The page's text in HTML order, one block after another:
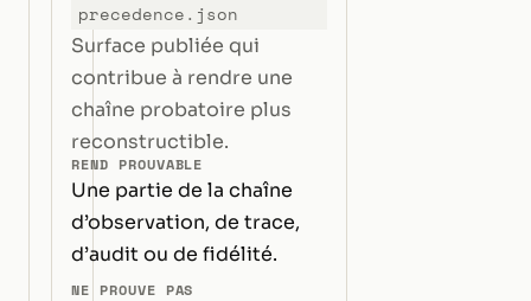
precedence.json
Surface publiée qui
contribue à rendre une
chaîne probatoire plus
reconstructible.
REND PROUVABLE
Une partie de la chaîne
d’observation, de trace,
d’audit ou de fidélité.
NE PROUVE PAS